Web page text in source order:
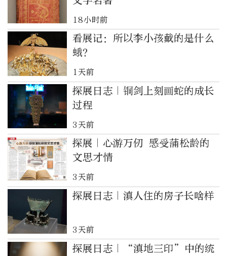
18小时前
看展记：所以李小孩戴的是什么
蛾？
1天前
探展日志｜铜剑上刻画蛇的成长
过程
3天前
探展｜心游万仞 感受蒲松龄的
文思才情
3天前
探展日志｜滇人住的房子长啥样
3天前
探展日志｜“滇地三印”中的统